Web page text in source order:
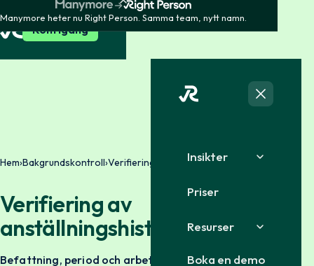
Manymore heter nu Right Person. Samma team, nytt namn.
Kom igång
Insikter
Priser
Resurser
Boka en demo
Hem›Bakgrundskontroll›Verifiering av anställningshistorik
Verifiering av
anställningshistorik
Befattning, period och arbetsgivare